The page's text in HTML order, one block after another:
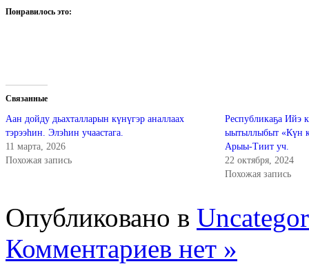
Понравилось это:
Связанные
Аан дойду дьахталларын күнүгэр аналлаах
тэрээһин. Элэһин учаастага.
11 марта, 2026
Похожая запись
Республикаҕа Ийэ
ыытыллыбыт «Күн
Арыы-Тиит уч.
22 октября, 2024
Похожая запись
Опубликовано в
Комментариев нет »